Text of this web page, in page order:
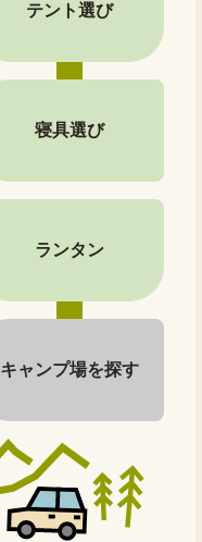
テント選び
寝具選び
ランタン
キャンプ場を探す